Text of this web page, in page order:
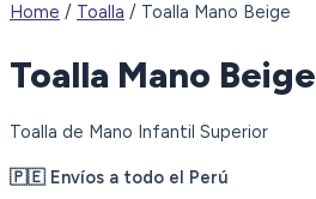
Home / Toalla / Toalla Mano Beige
Toalla Mano Beige
Toalla de Mano Infantil Superior
🇵🇪 Envíos a todo el Perú